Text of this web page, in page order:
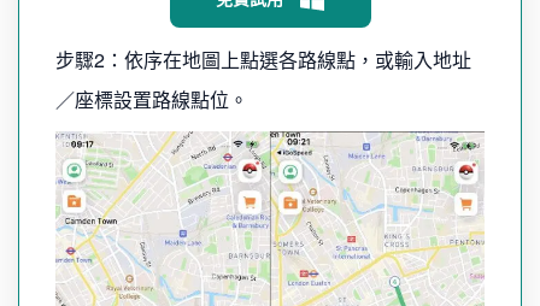
步驟2：依序在地圖上點選各路線點，或輸入地址
／座標設置路線點位。